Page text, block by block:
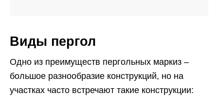
Виды пергол
Одно из преимуществ пергольных маркиз –
большое разнообразие конструкций, но на
участках часто встречают такие конструкции: